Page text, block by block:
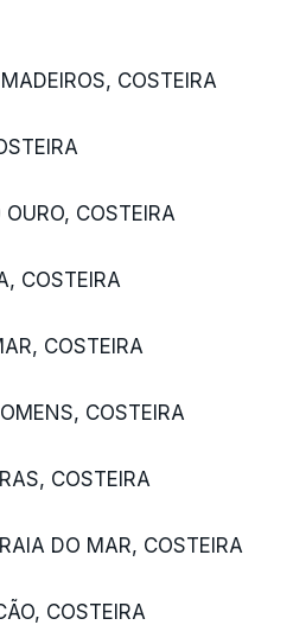
COSTEIRA
COSTEIRA
COSTEIRA
COSTEIRA
COSTEIRA
COSTEIRA
DO MAR, COSTEIRA
COSTEIRA